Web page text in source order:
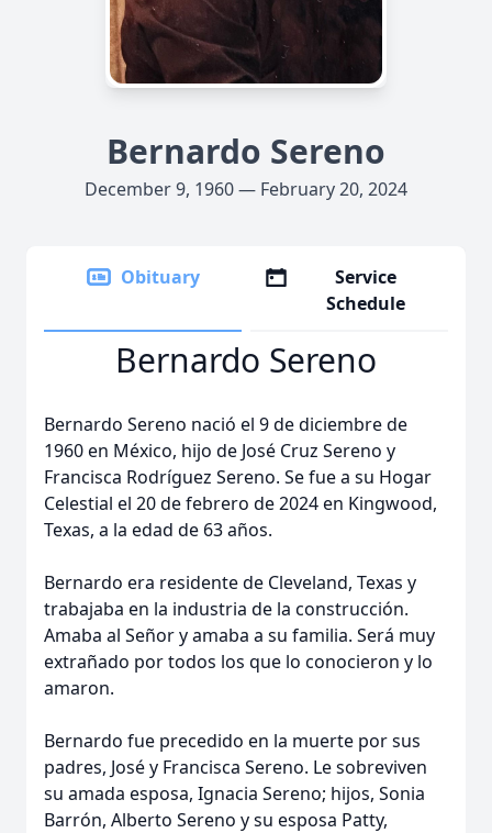
Bernardo Sereno
December 9, 1960 — February 20, 2024
Obituary
Service
Schedule
Bernardo Sereno
Bernardo Sereno nació el 9 de diciembre de
1960 en México, hijo de José Cruz Sereno y
Francisca Rodríguez Sereno. Se fue a su Hogar
Celestial el 20 de febrero de 2024 en Kingwood,
Texas, a la edad de 63 años.
Bernardo era residente de Cleveland, Texas y
trabajaba en la industria de la construcción.
Amaba al Señor y amaba a su familia. Será muy
extrañado por todos los que lo conocieron y lo
amaron.
Bernardo fue precedido en la muerte por sus
padres, José y Francisca Sereno. Le sobreviven
su amada esposa, Ignacia Sereno; hijos, Sonia
Barrón, Alberto Sereno y su esposa Patty,